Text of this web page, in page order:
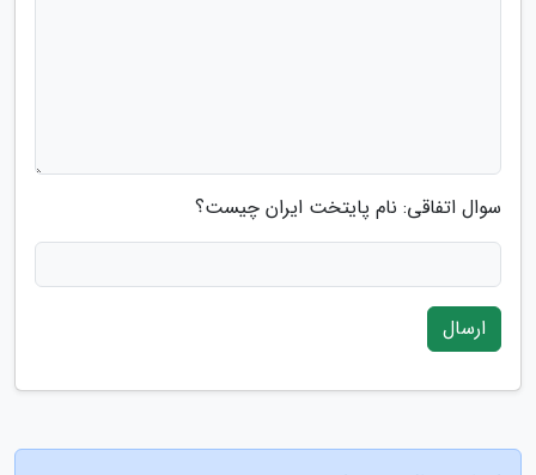
سوال اتفاقی: نام پایتخت ایران چیست؟
ارسال